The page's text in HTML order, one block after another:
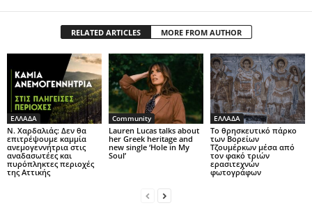
RELATED ARTICLES MORE FROM AUTHOR
ΕΛΛΑΔΑ
Ν. Χαρδαλιάς: Δεν θα
επιτρέψουμε καμμία
ανεμογεννήτρια στις
αναδασωτέες και
πυρόπληκτες περιοχές
της Αττικής
Community
Lauren Lucas talks about
her Greek heritage and
new single ‘Hole in My
Soul’
ΕΛΛΑΔΑ
Το θρησκευτικό πάρκο
των Βορείων
Τζουμέρκων μέσα από
τον φακό τριών
ερασιτεχνών
φωτογράφων